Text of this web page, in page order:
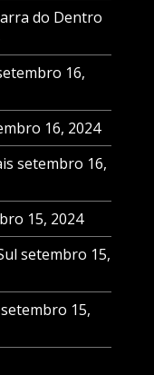
do Dentro
16,
16, 2024
setembro 16,
15, 2024
setembro 15,
setembro 15,